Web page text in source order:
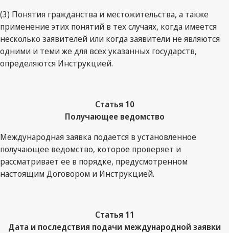
(3) Понятия гражданства и местожительства, а также
применение этих понятий в тех случаях, когда имеется
несколько заявителей или когда заявители не являются
одними и теми же для всех указанных государств,
определяются Инструкцией.
Статья 10
Получающее ведомство
Международная заявка подается в установленное
получающее ведомство, которое проверяет и
рассматривает ее в порядке, предусмотренном
настоящим Договором и Инструкцией.
Статья 11
Дата и последствия подачи международной заявки